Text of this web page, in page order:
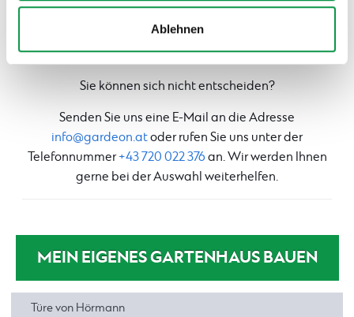
Ablehnen
aussuchen. Um alles weiteres werden sich dann unsere
Sie können sich nicht entscheiden?
Senden Sie uns eine E-Mail an die Adresse
info@gardeon.atoder rufen Sie uns unter der
Telefonnummer+43 720 022 376 an. Wir werden Ihnen
gerne bei der Auswahl weiterhelfen.
MEIN EIGENES GARTENHAUS BAUEN
Türe von Hörmann